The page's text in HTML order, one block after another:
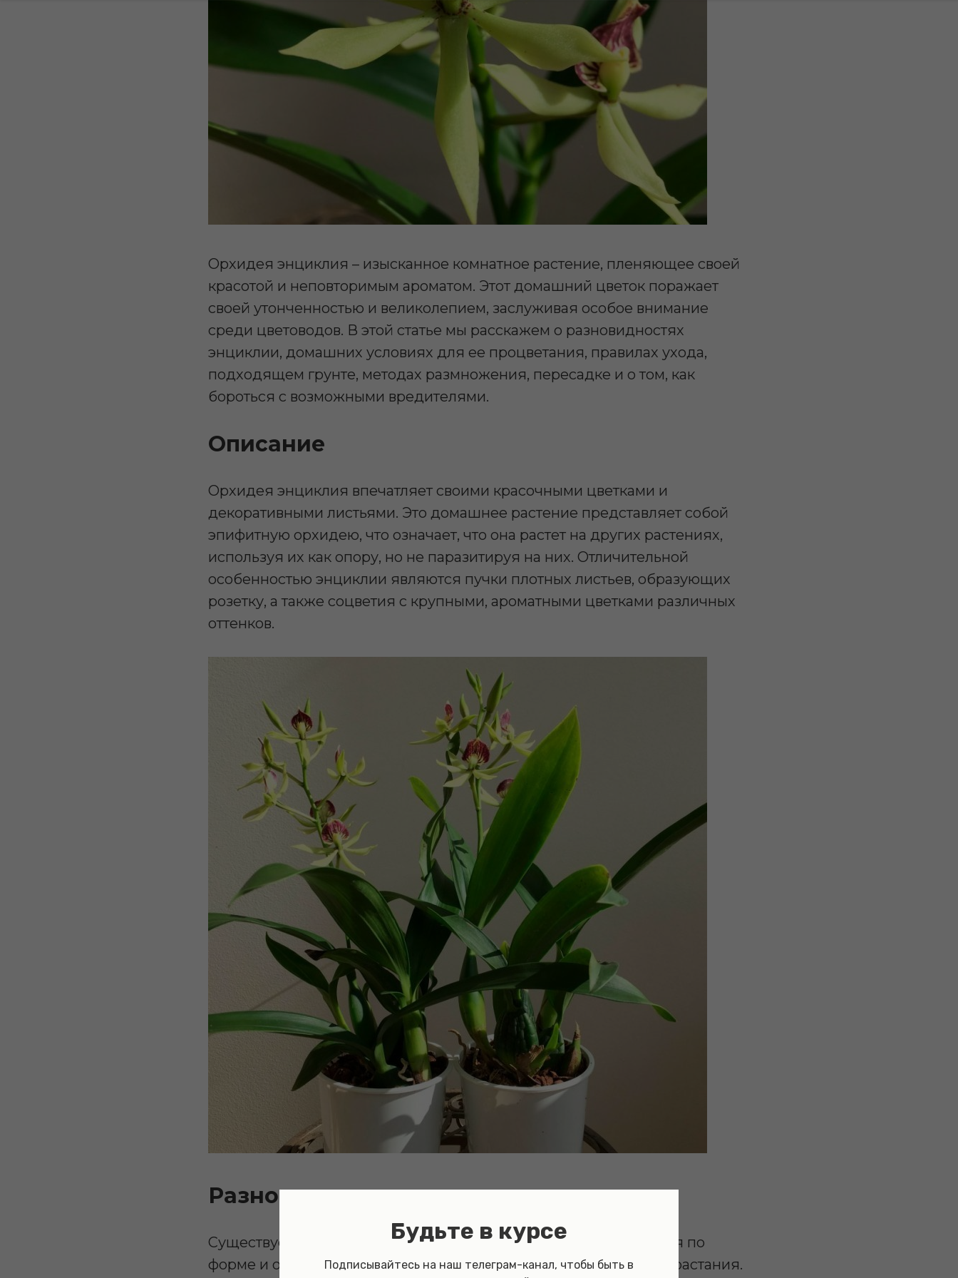
Будьте в курсе
Подписывайтесь на наш телеграм-канал, чтобы быть в
Орхидея энциклия – изысканное комнатное растение, пленяющее своей
красотой и неповторимым ароматом. Этот домашний цветок поражает
своей утонченностью и великолепием, заслуживая особое внимание
среди цветоводов. В этой статье мы расскажем о разновидностях
энциклии, домашних условиях для ее процветания, правилах ухода,
подходящем грунте, методах размножения, пересадке и о том, как
бороться с возможными вредителями.
Описание
Орхидея энциклия впечатляет своими красочными цветками и
декоративными листьями. Это домашнее растение представляет собой
эпифитную орхидею, что означает, что она растет на других растениях,
используя их как опору, но не паразитируя на них. Отличительной
особенностью энциклии являются пучки плотных листьев, образующих
розетку, а также соцветия с крупными, ароматными цветками различных
оттенков.
Разновидности
Существует более 200 видов орхидеи энциклия, различающихся по
форме и окраске цветков, размерам растения и условиям произрастания.